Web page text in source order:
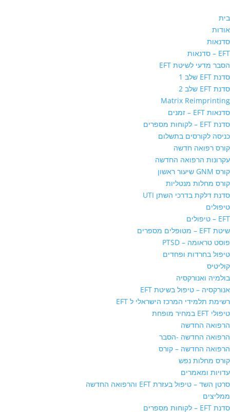
בית
אודות
סדנאות
EFT – סדנאות
הסבר מדעי לשיטת EFT
סדנת EFT שלב 1
סדנת EFT שלב 2
Matrix Reimprinting
סדנאות EFT – זמנים
סדנת EFT – לקוחות מספרים
כניסה לקורסים בתשלום
קורס רפואה חדשה
עקרונות הרפואה החדשה
קורס GNM שיעור ראשון
קורס מחלות מנטליות
סדנת דלקת בדרכי השתן UTI
טיפולים
EFT – טיפולים
שיטת EFT – מטופלים מספרים
פוסט טראומה – PTSD
טיפול בחרדות ופחדים
קוליטיס
בולמיה ואנורקסיה
אנורקסיה – טיפול בשיטת EFT
רשימת תלמידי המרכז הישראלי ל EFT
טיפולי EFT במחיר מופחת
הרפואה החדשה
הרפואה החדשה -הסבר
הרפואה החדשה – קורס
קורס מחלות נפש
עדויות ומאמרים
סרטן השד – טיפול בעזרת EFT והרפואה החדשה
ממליצים
סדנת EFT – לקוחות מספרים